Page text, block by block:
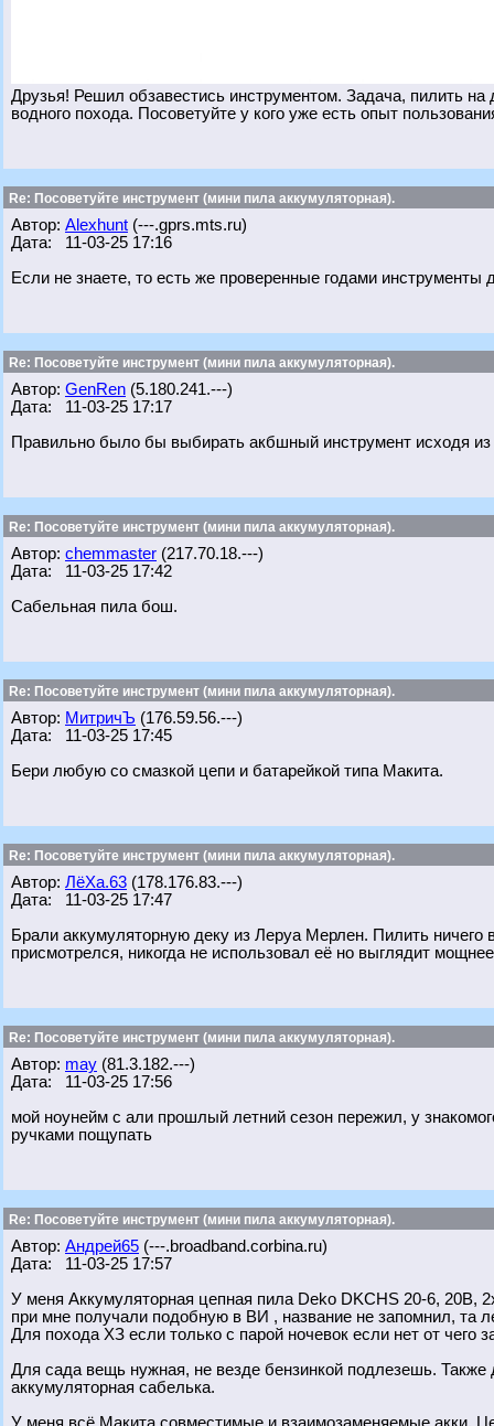
Друзья! Решил обзавестись инструментом. Задача, пилить
водного похода. Посоветуйте у кого уже есть опыт
Re: Посоветуйте инструмент (мини пила аккумуляторная).
Автор: Alexhunt (---.gprs.mts.ru)
Дата: 11-03-25 17:16
Если не знаете, то есть же проверенные годами
Re: Посоветуйте инструмент (мини пила аккумуляторная).
Автор: GenRen (5.180.241.---)
Дата: 11-03-25 17:17
Правильно было бы выбирать акбшный инструмент исходя
Re: Посоветуйте инструмент (мини пила аккумуляторная).
Автор: chemmaster (217.70.18.---)
Дата: 11-03-25 17:42
Сабельная пила бош.
Re: Посоветуйте инструмент (мини пила аккумуляторная).
Автор: МитричЪ (176.59.56.---)
Дата: 11-03-25 17:45
Бери любую со смазкой цепи и батарейкой типа Макита.
Re: Посоветуйте инструмент (мини пила аккумуляторная).
Автор: ЛёХа.63 (178.176.83.---)
Дата: 11-03-25 17:47
Брали аккумуляторную деку из Леруа Мерлен. Пилить
присмотрелся, никогда не использовал её но выглядит
Re: Посоветуйте инструмент (мини пила аккумуляторная).
Автор: may (81.3.182.---)
Дата: 11-03-25 17:56
мой ноунейм с али прошлый летний сезон пережил, у
ручками пощупать
Re: Посоветуйте инструмент (мини пила аккумуляторная).
Автор: Андрей65 (---.broadband.corbina.ru)
Дата: 11-03-25 17:57
У меня Аккумуляторная цепная пила Deko DKCHS 20-6, 20В,
при мне получали подобную в ВИ , название не запомнил, та
Для похода ХЗ если только с парой ночевок если нет от чего
Для сада вещь нужная, не везде бензинкой подлезешь. Также
аккумуляторная сабелька.